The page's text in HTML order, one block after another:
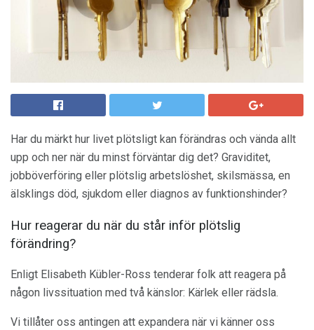
Har du märkt hur livet plötsligt kan förändras och vända allt
upp och ner när du minst förväntar dig det? Graviditet,
jobböverföring eller plötslig arbetslöshet, skilsmässa, en
älsklings död, sjukdom eller diagnos av funktionshinder?
Hur reagerar du när du står inför plötslig
förändring?
Enligt Elisabeth Kübler-Ross tenderar folk att reagera på
någon livssituation med två känslor: Kärlek eller rädsla.
Vi tillåter oss antingen att expandera när vi känner oss